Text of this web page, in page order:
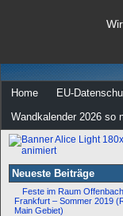
Home EU-
Wandkalender 2026 so
Neueste Beiträge
Feste im Raum
Frankfurt – Sommer 2019
Main Gebiet)